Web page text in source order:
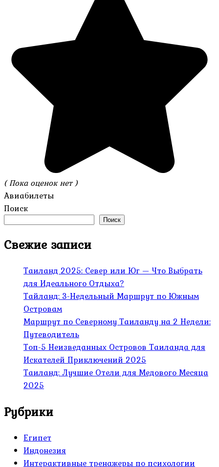
( Пока оценок нет )
Авиабилеты
Поиск
Поиск
Свежие записи
Таиланд 2025: Север или Юг — Что Выбрать
для Идеального Отдыха?
Тайланд: 3-Недельный Маршрут по Южным
Островам
Маршрут по Северному Таиланду на 2 Недели:
Путеводитель
Топ-5 Неизведанных Островов Таиланда для
Искателей Приключений 2025
Таиланд: Лучшие Отели для Медового Месяца
2025
Рубрики
Египет
Индонезия
Интерактивные тренажеры по психологии